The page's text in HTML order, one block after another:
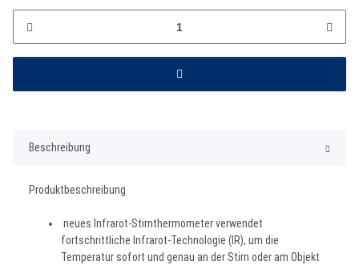
Beschreibung
Produktbeschreibung
neues Infrarot-Stirnthermometer verwendet
fortschrittliche Infrarot-Technologie (IR), um die
Temperatur sofort und genau an der Stirn oder am Objekt